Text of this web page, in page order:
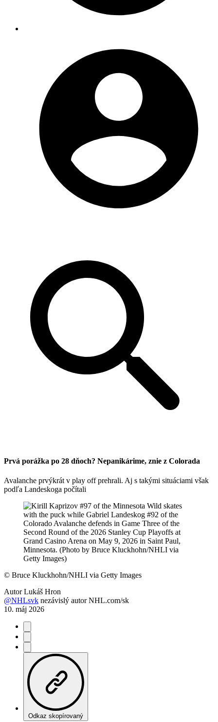
Prvá porážka po 28 dňoch? Nepanikárime, znie z Colorada
Avalanche prvýkrát v play off prehrali. Aj s takými situáciami však
podľa Landeskoga počítali
© Bruce Kluckhohn/NHLI via Getty Images
Autor Lukáš Hron
@NHLsvk nezávislý autor NHL.com/sk
10. máj 2026
Odkaz skopírovaný